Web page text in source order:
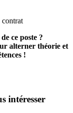
ce poste ?
alterner théorie et
!
intéresser